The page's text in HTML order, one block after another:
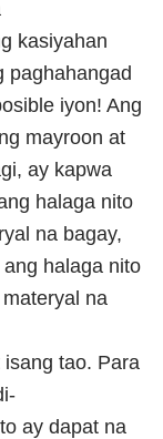
kasiyahan
paghahangad
iyon! Ang
mayroon at
ay kapwa
halaga nito
na bagay,
halaga nito
na
tao. Para
ay dapat na